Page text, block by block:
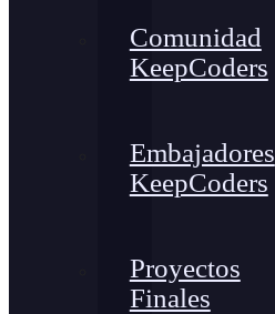
Comunidad
KeepCoders
Embajadores
KeepCoders
Proyectos
Finales